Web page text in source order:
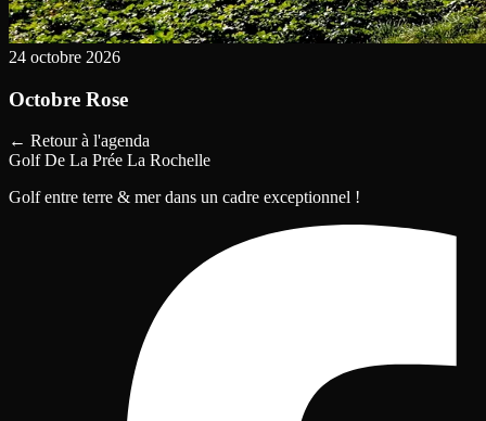
24 octobre 2026
Octobre Rose
← Retour à l'agenda
Golf De La Prée La Rochelle
Golf entre terre & mer dans un cadre exceptionnel !